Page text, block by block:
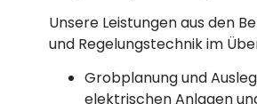
Unsere Leistungen aus den
und Regelungstechnik im
Grobplanung und
elektrischen Anlagen